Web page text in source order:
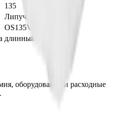
135
Липучка
OS135VB
длинный мех
оборудование и расходные